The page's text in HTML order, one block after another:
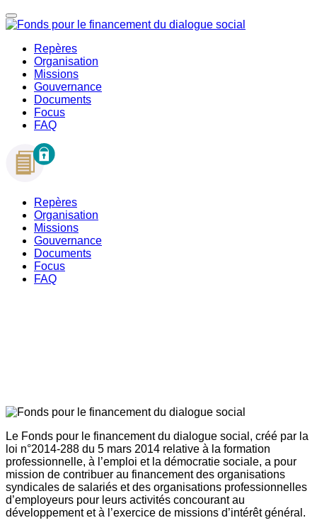
Repères
Organisation
Missions
Gouvernance
Documents
Focus
FAQ
Repères
Organisation
Missions
Gouvernance
Documents
Focus
FAQ
Le Fonds pour le financement du dialogue social, créé par la
loi n°2014-288 du 5 mars 2014 relative à la formation
professionnelle, à l’emploi et la démocratie sociale, a pour
mission de contribuer au financement des organisations
syndicales de salariés et des organisations professionnelles
d’employeurs pour leurs activités concourant au
développement et à l’exercice de missions d’intérêt général.